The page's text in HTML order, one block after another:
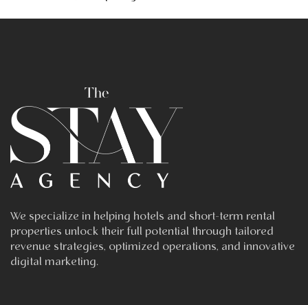
We specialize in helping hotels and short-term rental
properties unlock their full potential through tailored
revenue strategies, optimized operations, and innovative
digital marketing.